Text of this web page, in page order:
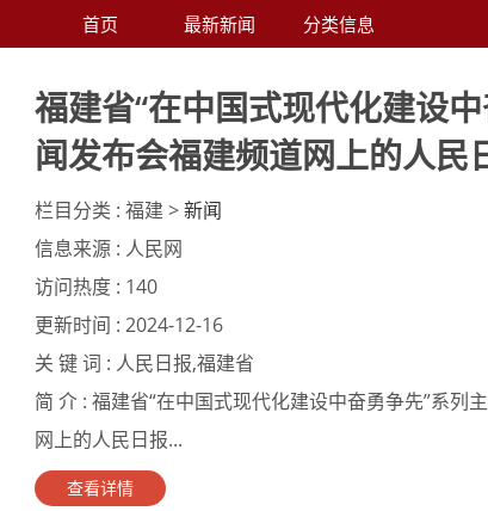
首页 最新新闻 分类信息
福建省“在中国式现代化建设
闻发布会福建频道网上的人民
栏目分类 : 福建 >新闻
信息来源 : 人民网
访问热度 : 140
更新时间 : 2024-12-16
关 键 词 : 人民日报,福建省
简 介 : 福建省“在中国式现代化建设中奋勇争先”系列
网上的人民日报...
查看详情